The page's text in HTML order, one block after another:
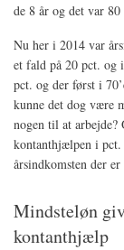
de 8 år og det var
Nu her i 2014 var
et fald på 20 pct. og
pct. og der først i
kunne det dog være
nogen til at arbejde?
kontanthjælpen i pct.
årsindkomsten der
Mindsteløn
kontanthjælp